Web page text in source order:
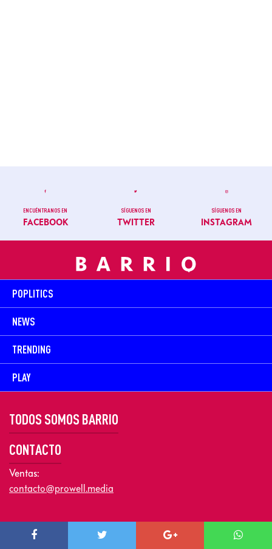
ENCUÉNTRANOS EN
FACEBOOK
SÍGUENOS EN
TWITTER
SÍGUENOS EN
INSTAGRAM
POPLITICS
NEWS
TRENDING
PLAY
TODOS SOMOS BARRIO
CONTACTO
Ventas:
contacto@prowell.media
Copyright © 2026 Prowel Media. Todos los derechos reservados – Aviso de Privacidad